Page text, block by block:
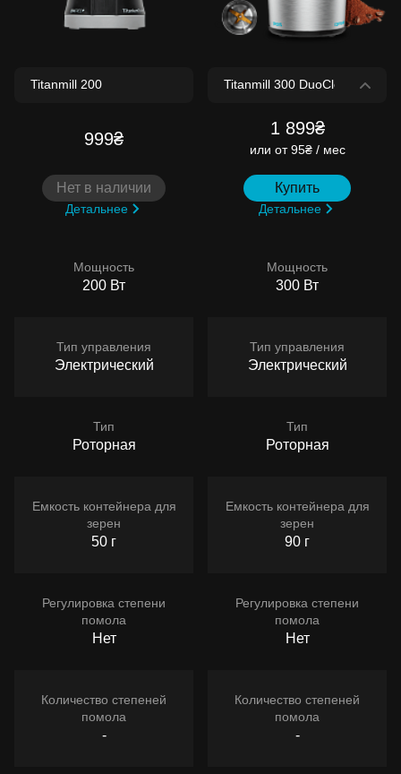
999₴
Нет в наличии
Детальнее
Мощность
200 Вт
Тип управления
Электрический
Тип
Роторная
Емкость контейнера для
зерен
50 г
Регулировка степени
помола
Нет
Количество степеней
помола
-
1 899₴
или от 95₴ / мес
Купить
Детальнее
Мощность
300 Вт
Тип управления
Электрический
Тип
Роторная
Емкость контейнера для
зерен
90 г
Регулировка степени
помола
Нет
Количество степеней
помола
-